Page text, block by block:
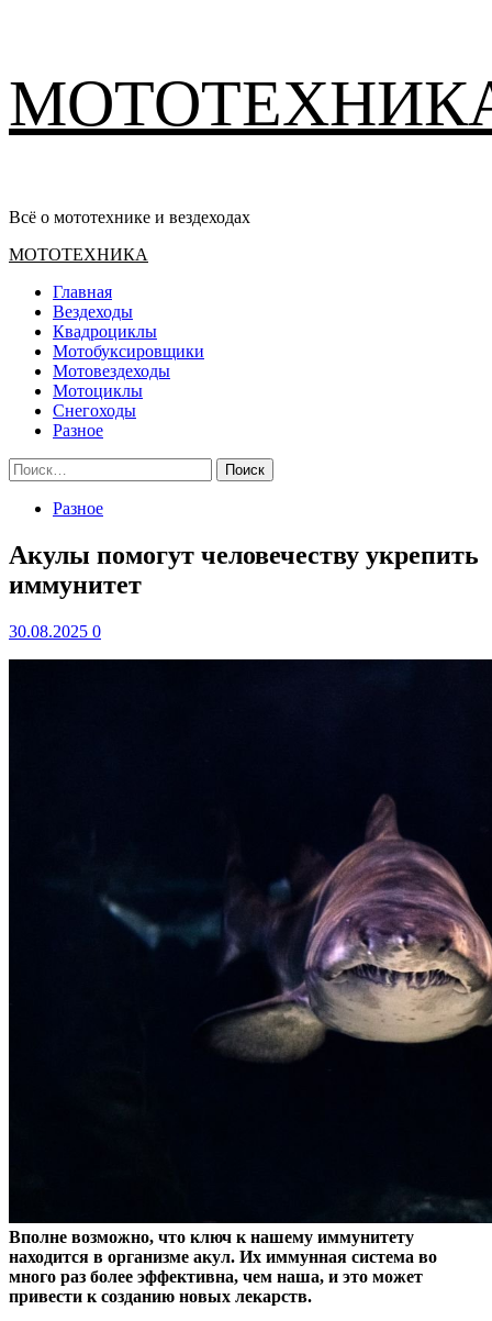
содержимому
Всё о мототехнике и вездеходах
Основное
МОТОТЕХНИКА
Главная
Вездеходы
Квадроциклы
Мотобуксировщики
Мотовездеходы
Мотоциклы
Снегоходы
Разное
Найти:
Разное
Акулы помогут человечеству укрепить
иммунитет
30.08.2025 0
Вполне возможно, что ключ к нашему иммунитету
находится в организме акул. Их иммунная система во
много раз более эффективна, чем наша, и это может
привести к созданию новых лекарств.